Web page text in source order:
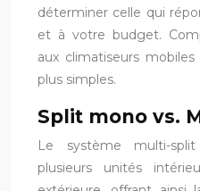
déterminer celle qui
et à votre budget.
aux climatiseurs
plus simples.
Split mono vs.
Le système multi-
plusieurs unités